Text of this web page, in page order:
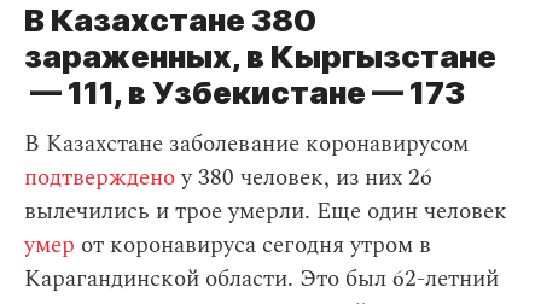
В Казахстане 380
зараженных, в Кыргызстане
— 111, в Узбекистане — 173
В Казахстане заболевание коронавирусом
подтвержденоу 380 человек, из них 26
вылечились и трое умерли. Еще один человек
умер от коронавируса сегодня утром в
Карагандинской области. Это был 62-летний